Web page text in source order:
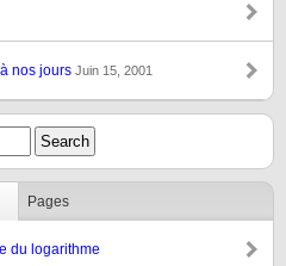
nos jours Juin 15, 2001
Pages
du logarithme